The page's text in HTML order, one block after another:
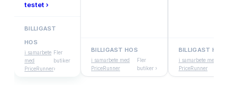
testet ›
BILLIGAST
HOS
i samarbete
med
PriceRunner
Fler
butiker
›
BILLIGAST HOS
i samarbete med
PriceRunner
Fler
butiker ›
BILLIGAST HOS
i samarbete med
PriceRunner